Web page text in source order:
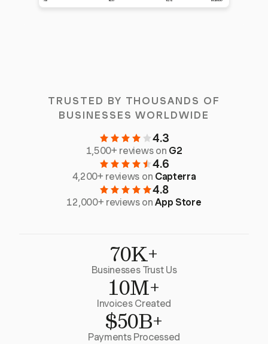
TRUSTED BY THOUSANDS OF
BUSINESSES WORLDWIDE
4.3
1,500+ reviews on G2
4.6
4,200+ reviews on Capterra
4.8
12,000+ reviews onApp Store
70K+
Businesses Trust Us
10M+
Invoices Created
$50B+
Payments Processed